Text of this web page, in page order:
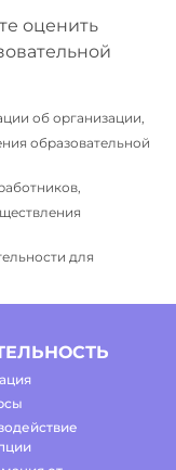
оценить
об организации,
образовательной
для